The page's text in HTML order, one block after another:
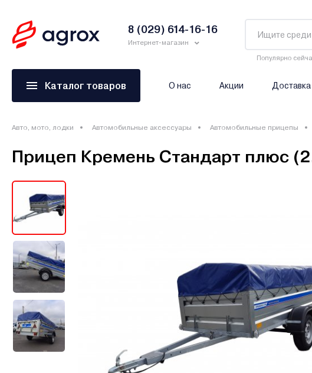
8 (029) 614-16-16
Интернет-магазин
Популярно
Каталог товаров О нас Акции
Авто, мото, лодки Автомобильные аксессуары Автомобильные прицепы
Прицеп Кремень Стандарт плюс